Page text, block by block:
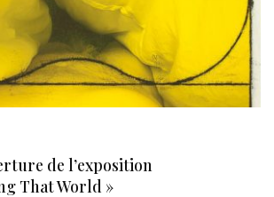
de l’exposition
That World »